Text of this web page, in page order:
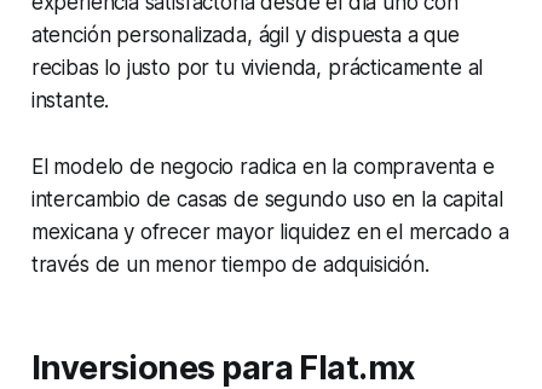
atención personalizada, ágil y dispuesta a que
recibas lo justo por tu vivienda, prácticamente al
instante.
El modelo de negocio radica en la compraventa e
intercambio de casas de segundo uso en la capital
mexicana y ofrecer mayor liquidez en el mercado a
través de un menor tiempo de adquisición.
Inversiones para Flat.mx